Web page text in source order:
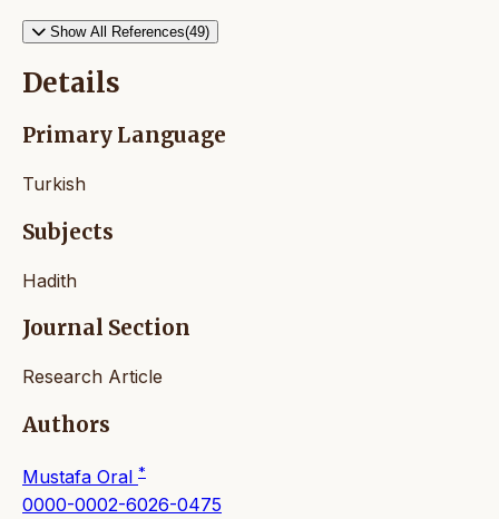
Show All References(49)
Details
Primary Language
Turkish
Subjects
Hadith
Journal Section
Research Article
Authors
Mustafa Oral *
0000-0002-6026-0475